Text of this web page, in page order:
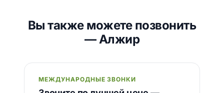
Вы также можете позвонить
— Алжир
МЕЖДУНАРОДНЫЕ ЗВОНКИ